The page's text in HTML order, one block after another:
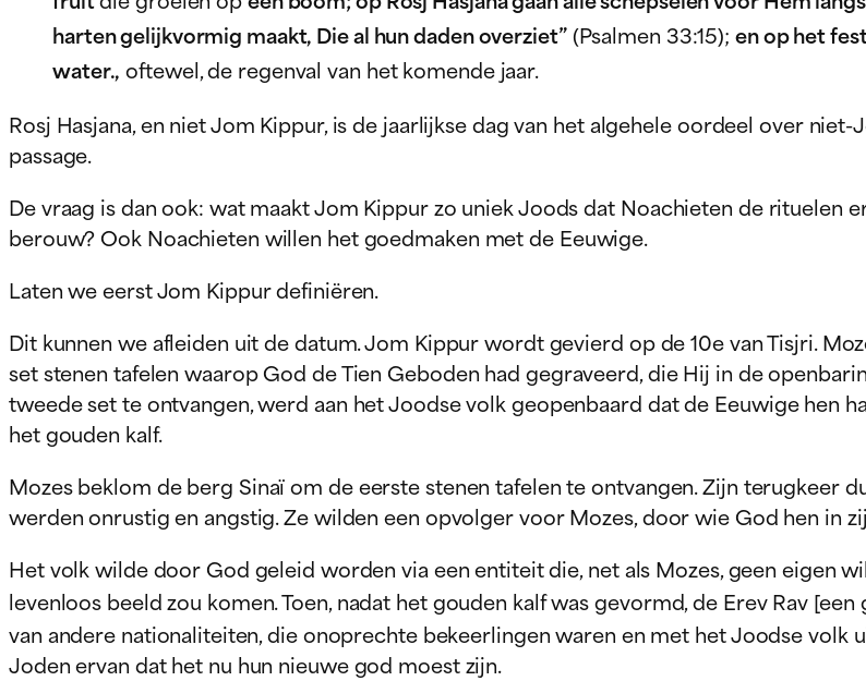
harten gelijkvormig maakt, Die al hun daden overziet”(Psalmen 33:15); en op het
water., oftewel, de regenval van het komende jaar.
Rosj Hasjana, en niet Jom Kippur, is de jaarlijkse dag van het algehele oordeel over
passage.
De vraag is dan ook: wat maakt Jom Kippur zo uniek Joods dat Noachieten de rituelen
berouw? Ook Noachieten willen het goedmaken met de Eeuwige.
Laten we eerst Jom Kippur definiëren.
Dit kunnen we afleiden uit de datum. Jom Kippur wordt gevierd op de 10e van Tisjri.
set stenen tafelen waarop God de Tien Geboden had gegraveerd, die Hij in de
tweede set te ontvangen, werd aan het Joodse volk geopenbaard dat de Eeuwige hen
het gouden kalf.
Mozes beklom de berg Sinaï om de eerste stenen tafelen te ontvangen. Zijn terugkeer
werden onrustig en angstig. Ze wilden een opvolger voor Mozes, door wie God hen in
Het volk wilde door God geleid worden via een entiteit die, net als Mozes, geen eigen
levenloos beeld zou komen. Toen, nadat het gouden kalf was gevormd, de Erev Rav
van andere nationaliteiten, die onoprechte bekeerlingen waren en met het Joodse
Joden ervan dat het nu hun nieuwe god moest zijn.